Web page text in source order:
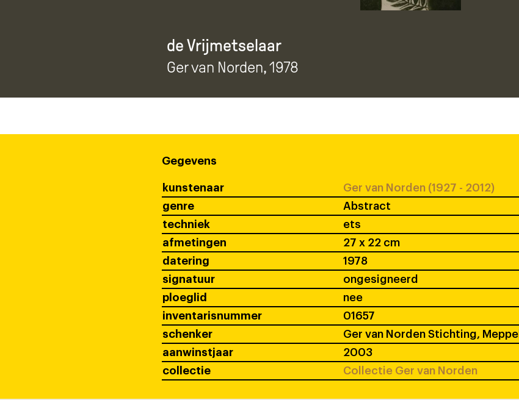
de Vrijmetselaar
Ger van Norden, 1978
Gegevens
kunstenaar
Ger van Norden (1927 - 2012)
genre
Abstract
techniek
ets
afmetingen
27 x 22 cm
datering
1978
signatuur
ongesigneerd
ploeglid
nee
inventarisnummer
01657
schenker
Ger van Norden Stichting, Meppel
aanwinstjaar
2003
collectie
Collectie Ger van Norden